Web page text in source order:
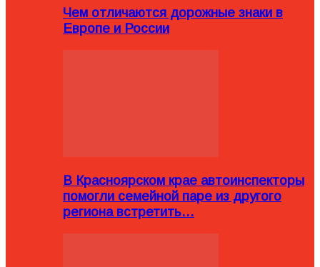
Чем отличаются дорожные знаки в
Европе и России
В Красноярском крае автоинспекторы
помогли семейной паре из другого
региона встретить…